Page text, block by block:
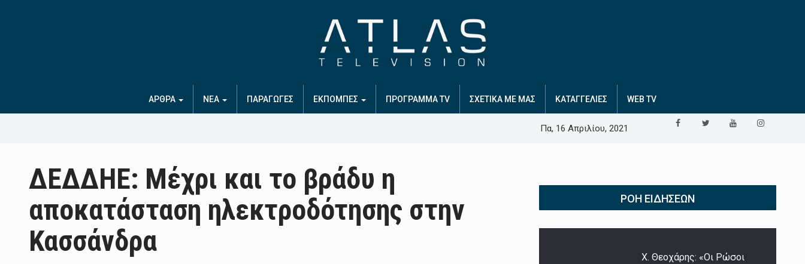
ΑΡΘΡΑ ΝΕΑ ΠΑΡΑΓΩΓΕΣ ΕΚΠΟΜΠΕΣ ΠΡΟΓΡΑΜΜΑ TV ΣΧΕΤΙΚΑ ΜΕ ΜΑΣ ΚΑΤΑΓΓΕΛΙΕΣ WEB TV
Πα, 16 Απριλίου, 2021
ΔΕΔΔΗΕ: Μέχρι και το βράδυ η
αποκατάσταση ηλεκτροδότησης στην
Κασσάνδρα
ΡΟΉ ΕΙΔΉΣΕΩΝ
Χ. Θεοχάρης: «Οι Ρώσοι